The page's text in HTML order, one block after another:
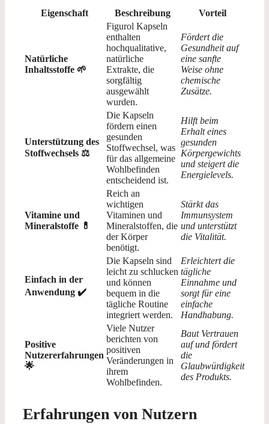
Eigenschaft Beschreibung Vorteil
Natürliche
Inhaltsstoffe 🌱
Figurol Kapseln
enthalten
hochqualitative,
natürliche
Extrakte, die
sorgfältig
ausgewählt
wurden.
Fördert die
Gesundheit auf
eine sanfte
Weise ohne
chemische
Zusätze.
Unterstützung des
Stoffwechsels ⚖️
Die Kapseln
fördern einen
gesunden
Stoffwechsel, was
für das allgemeine
Wohlbefinden
entscheidend ist.
Hilft beim
Erhalt eines
gesunden
Körpergewichts
und steigert die
Energielevels.
Vitamine und
Mineralstoffe 💊
Reich an
wichtigen
Vitaminen und
Mineralstoffen, die
der Körper
benötigt.
Stärkt das
Immunsystem
und unterstützt
die Vitalität.
Einfach in der
Anwendung ✔️
Die Kapseln sind
leicht zu schlucken
und können
bequem in die
tägliche Routine
integriert werden.
Erleichtert die
tägliche
Einnahme und
sorgt für eine
einfache
Handhabung.
Positive
Nutzererfahrungen
🌟
Viele Nutzer
berichten von
positiven
Veränderungen in
ihrem
Wohlbefinden.
Baut Vertrauen
auf und fördert
die
Glaubwürdigkeit
des Produkts.
Erfahrungen von Nutzern